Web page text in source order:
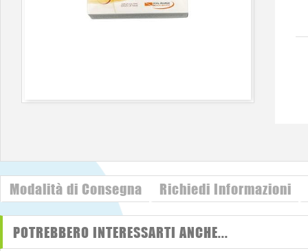
Modalità di Consegna Richiedi Informazioni
POTREBBERO INTERESSARTI ANCHE...